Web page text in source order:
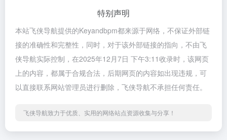
特别声明
本站飞侠导航提供的Keyandbpm都来源于网络，不保证外部链
接的准确性和完整性，同时，对于该外部链接的指向，不由飞
侠导航实际控制，在2025年12月7日 下午3:11收录时，该网页
上的内容，都属于合规合法，后期网页的内容如出现违规，可
以直接联系网站管理员进行删除，飞侠导航不承担任何责任。
飞侠导航致力于优质、实用的网络站点资源收集与分享！